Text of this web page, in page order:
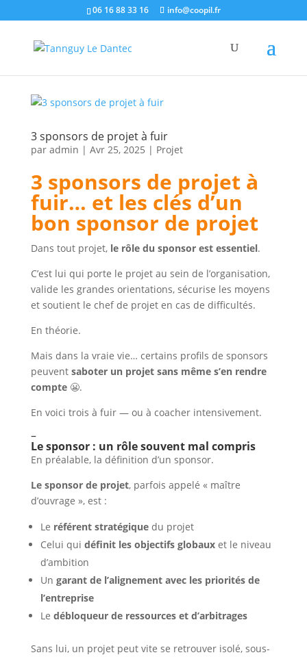
06 16 88 33 16 info@coopil.fr
3 sponsors de projet à fuir
par admin | Avr 25, 2025 | Projet
3 sponsors de projet à
fuir… et les clés d’un
bon sponsor de projet
Dans tout projet, le rôle du sponsor est essentiel.
C’est lui qui porte le projet au sein de l’organisation,
valide les grandes orientations, sécurise les moyens
et soutient le chef de projet en cas de difficultés.
En théorie.
Mais dans la vraie vie… certains profils de sponsors
peuvent saboter un projet sans même s’en rendre
compte😬.
En voici trois à fuir — ou à coacher intensivement.
–
Le sponsor : un rôle souvent mal compris
En préalable, la définition d’un sponsor.
Le sponsor de projet, parfois appelé « maître
d’ouvrage », est :
Le référent stratégiquedu projet
Celui qui définit les objectifs globauxet le niveau
d’ambition
Un garant de l’alignement avec les priorités de
l’entreprise
Le débloqueur de ressources et d’arbitrages
Sans lui, un projet peut vite se retrouver isolé, sous-